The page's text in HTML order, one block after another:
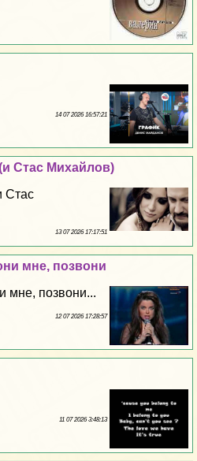
14 07 2026 16:57:21
Стас Михайлов)
Стас
13 07 2026 17:17:51
мне, позвони
мне, позвони...
12 07 2026 17:28:57
11 07 2026 3:48:13